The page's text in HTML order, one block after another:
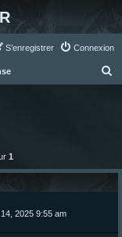
Connexion
S’enregistrer
1
2025 9:55 am